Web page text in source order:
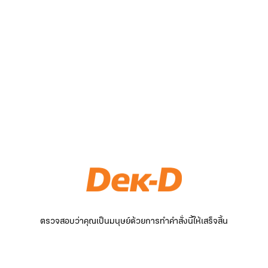
ตรวจสอบว่าคุณเป็นมนุษย์ด้วยการทำคำสั่งนี้ให้เสร็จสิ้น